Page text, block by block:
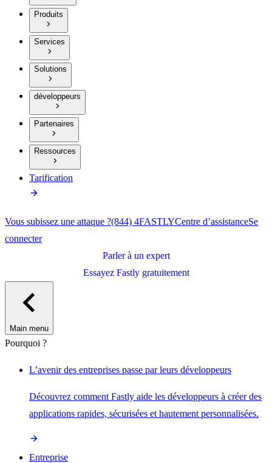
Produits
Services
Solutions
développeurs
Partenaires
Ressources
Tarification
Vous subissez une attaque ?(844) 4FASTLYCentre d’assistanceSe
connecter
Parler à un expert
Essayez Fastly gratuitement
Main menu
Pourquoi ?
L’avenir des entreprises passe par leurs développeurs
Découvrez comment Fastly aide les développeurs à créer des
applications rapides, sécurisées et hautement personnalisées.
Entreprise